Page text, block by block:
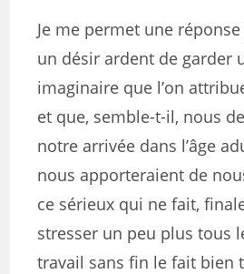
Je me permet une
un désir ardent de garder
imaginaire que l’on
et que, semble-t-il, nous
notre arrivée dans l’âge
nous apporteraient de
ce sérieux qui ne fait,
stresser un peu plus tous
travail sans fin le fait bien